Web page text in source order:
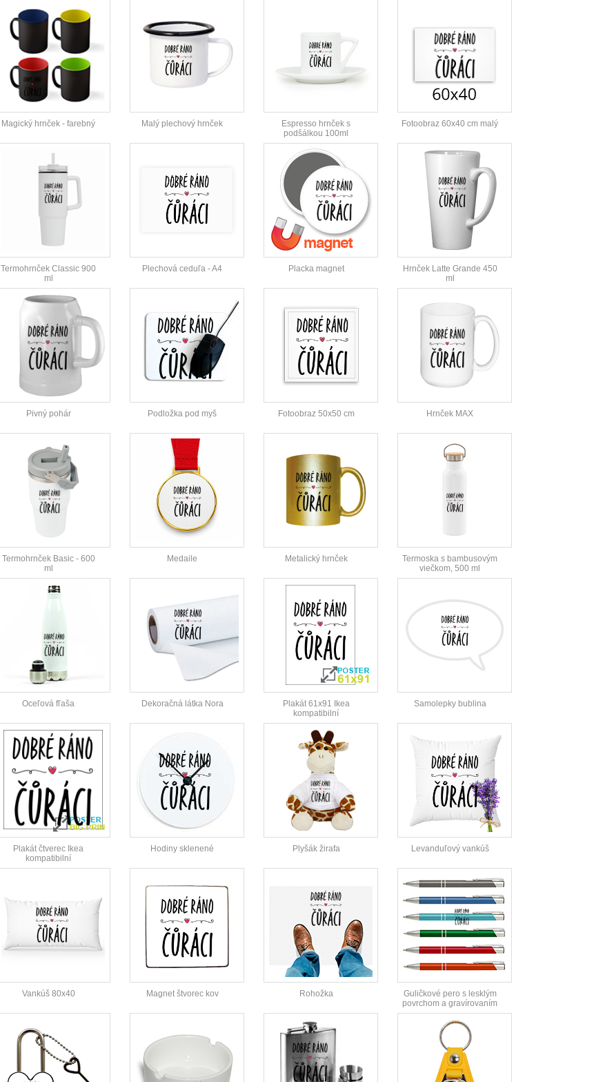
Magický hrnček - farebný Malý plechový hrnček
Espresso hrnček s
podšálkou 100ml
Fotoobraz 60x40 cm malý
Termohrnček Classic 900
ml
Plechová ceduľa - A4 Placka magnet
Hrnček Latte Grande 450
ml
Pivný pohár Podložka pod myš Fotoobraz 50x50 cm Hrnček MAX
Termohrnček Basic - 600
ml
Medaile Metalický hrnček
Termoska s bambusovým
viečkom, 500 ml
Oceľová fľaša Dekoračná látka Nora
Plakát 61x91 Ikea
kompatibilní
Samolepky bublina
Plakát čtverec Ikea
kompatibilní
Hodiny sklenené Plyšák žirafa Levanduľový vankúš
Vankúš 80x40 Magnet štvorec kov Rohožka
Guličkové pero s lesklým
povrchom a gravírovaním